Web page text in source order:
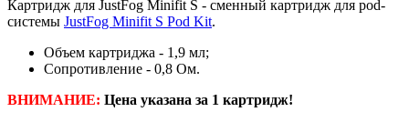
Картридж для JustFog Minifit S - сменный картридж для pod-
системы JustFog Minifit S Pod Kit.
Объем картриджа - 1,9 мл;
Сопротивление - 0,8 Ом.
ВНИМАНИЕ: Цена указана за 1 картридж!